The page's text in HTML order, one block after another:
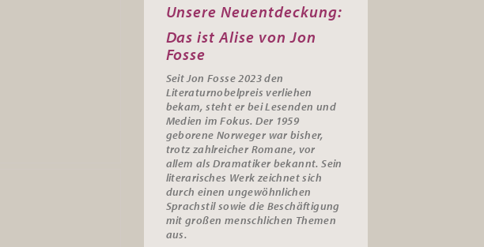
Unsere Neuentdeckung:
Das ist Alise von Jon
Fosse
Seit Jon Fosse 2023 den
Literaturnobelpreis verliehen
bekam, steht er bei Lesenden und
Medien im Fokus. Der 1959
geborene Norweger war bisher,
trotz zahlreicher Romane, vor
allem als Dramatiker bekannt. Sein
literarisches Werk zeichnet sich
durch einen ungewöhnlichen
Sprachstil sowie die Beschäftigung
mit großen menschlichen Themen
aus.